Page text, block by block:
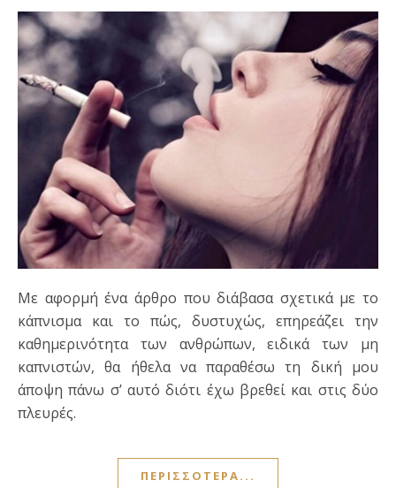
Με αφορμή ένα άρθρο που διάβασα σχετικά με το
κάπνισμα και το πώς, δυστυχώς, επηρεάζει την
καθημερινότητα των ανθρώπων, ειδικά των μη
καπνιστών, θα ήθελα να παραθέσω τη δική μου
άποψη πάνω σ’ αυτό διότι έχω βρεθεί και στις δύο
πλευρές.
ΠΕΡΙΣΣΌΤΕΡΑ...